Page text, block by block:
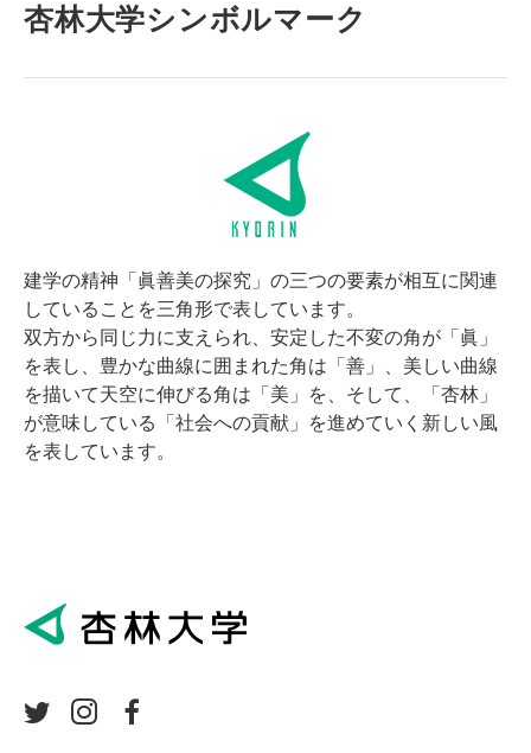
杏林大学シンボルマーク
建学の精神「眞善美の探究」の三つの要素が相互に関連
していることを三角形で表しています。
双方から同じ力に支えられ、安定した不変の角が「眞」
を表し、豊かな曲線に囲まれた角は「善」、美しい曲線
を描いて天空に伸びる角は「美」を、そして、「杏林」
が意味している「社会への貢献」を進めていく新しい風
を表しています。